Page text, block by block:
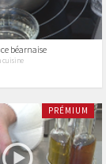
béarnaise
cuisine
PRÉMIUM